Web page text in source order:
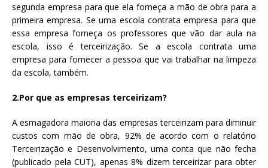
segunda empresa para que ela forneça a mão de obra para a
primeira empresa. Se uma escola contrata empresa para que
essa empresa forneça os professores que vão dar aula na
escola, isso é terceirização. Se a escola contrata uma
empresa para fornecer a pessoa que vai trabalhar na limpeza
da escola, também.
2.Por que as empresas terceirizam?
A esmagadora maioria das empresas terceirizam para diminuir
custos com mão de obra, 92% de acordo com o relatório
Terceirização e Desenvolvimento, uma conta que não fecha
(publicado pela CUT), apenas 8% dizem terceirizar para obter